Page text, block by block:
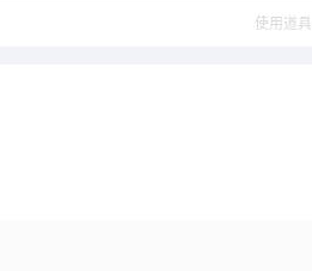
使用道具